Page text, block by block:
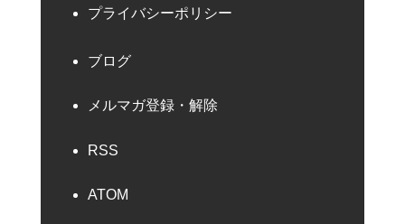
プライバシーポリシー
ブログ
メルマガ登録・解除
RSS
ATOM